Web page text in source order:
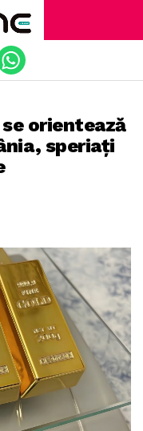
orientează
speriați